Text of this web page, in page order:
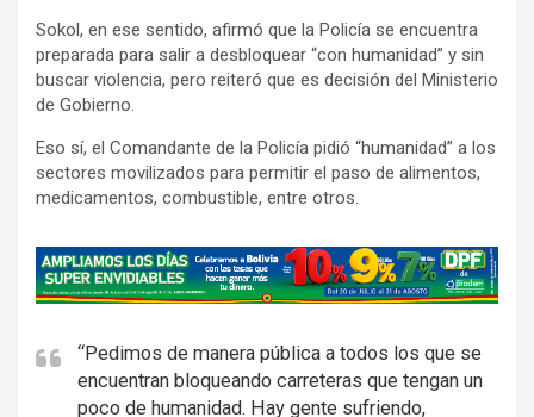
Sokol, en ese sentido, afirmó que la Policía se encuentra
preparada para salir a desbloquear “con humanidad” y sin
buscar violencia, pero reiteró que es decisión del Ministerio
de Gobierno.
Eso sí, el Comandante de la Policía pidió “humanidad” a los
sectores movilizados para permitir el paso de alimentos,
medicamentos, combustible, entre otros.
A
d
e
“Pedimos de manera pública a todos los que se
encuentran bloqueando carreteras que tengan un
poco de humanidad. Hay gente sufriendo,